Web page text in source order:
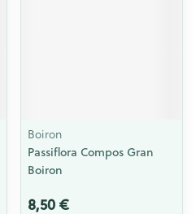
Boiron
Passiflora Compos Gran
Boiron
8,50 €